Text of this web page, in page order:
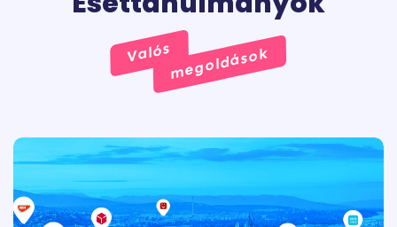
Valósmegoldások